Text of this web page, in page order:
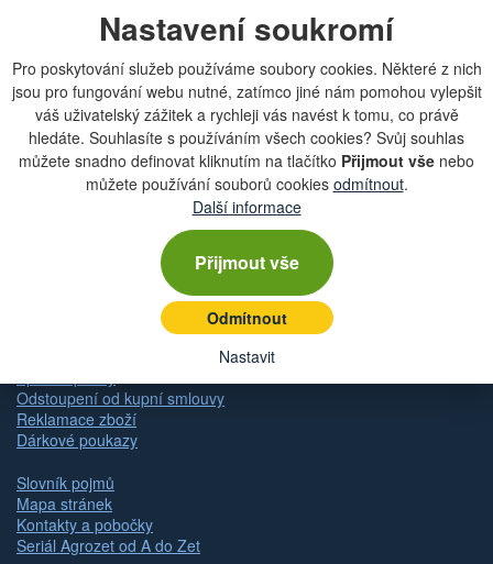
Nastavení soukromí
Pro poskytování služeb používáme soubory cookies. Některé z nich
jsou pro fungování webu nutné, zatímco jiné nám pomohou vylepšit
váš uživatelský zážitek a rychleji vás navést k tomu, co právě
hledáte. Souhlasíte s používáním všech cookies? Svůj souhlas
můžete snadno definovat kliknutím na tlačítko Přijmout vše nebo
můžete používání souborů cookies odmítnout.
Další informace
Přijmout vše
Odmítnout
Nastavit
Zobrazit aktuální newsletter
Zásady ochrany osobních údajů (GDPR)
Odstoupení od kupní smlouvy
Reklamace zboží
Dárkové poukazy
Slovník pojmů
Mapa stránek
Kontakty a pobočky
Seriál Agrozet od A do Zet